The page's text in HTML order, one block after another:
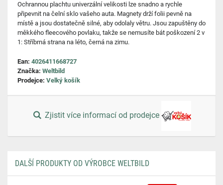
Ochrannou plachtu univerzální velikosti lze snadno a rychle
připevnit na čelní sklo vašeho auta. Magnety drží folii pevně na
místě a jsou dostatečně silné, aby odolaly větru. Jsou zapuštěny do
měkkého fleecového povlaku, takže se nemusíte bát poškození 2 v
1: Stříbrná strana na léto, černá na zimu.
Ean: 4026411668727
Značka: Weltbild
Prodejce: Velký košík
Zjistit více informací od prodejce
DALŠÍ PRODUKTY OD VÝROBCE WELTBILD